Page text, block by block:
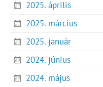
2025. április
2025. március
2025. január
2024. június
2024. május